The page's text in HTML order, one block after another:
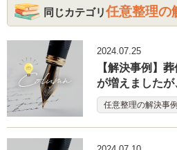
同じカテゴリ任意整理の
2024.07.25
【解決事例】
が増えました
任意整理の解決事例